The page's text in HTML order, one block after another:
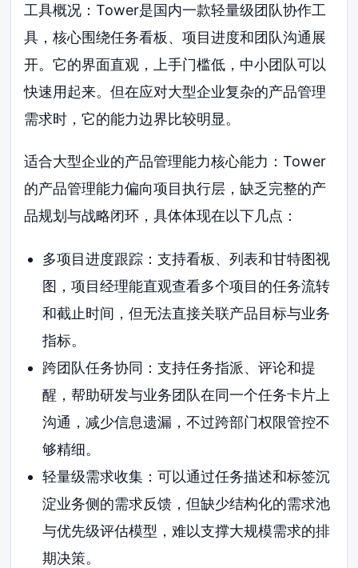
工具概况：Tower是国内一款轻量级团队协作工
具，核心围绕任务看板、项目进度和团队沟通展
开。它的界面直观，上手门槛低，中小团队可以
快速用起来。但在应对大型企业复杂的产品管理
需求时，它的能力边界比较明显。
适合大型企业的产品管理能力核心能力：Tower
的产品管理能力偏向项目执行层，缺乏完整的产
品规划与战略闭环，具体体现在以下几点：
多项目进度跟踪：支持看板、列表和甘特图视
图，项目经理能直观查看多个项目的任务流转
和截止时间，但无法直接关联产品目标与业务
指标。
跨团队任务协同：支持任务指派、评论和提
醒，帮助研发与业务团队在同一个任务卡片上
沟通，减少信息遗漏，不过跨部门权限管控不
够精细。
轻量级需求收集：可以通过任务描述和标签沉
淀业务侧的需求反馈，但缺少结构化的需求池
与优先级评估模型，难以支撑大规模需求的排
期决策。